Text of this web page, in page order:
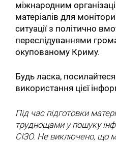
міжнародним
матеріалів для
ситуації з політично
переслідуваннями
окупованому Криму.
Будь ласка,
використання цієї
Під час підготовки
труднощами у пошуку
СІЗО. Не виключено, що